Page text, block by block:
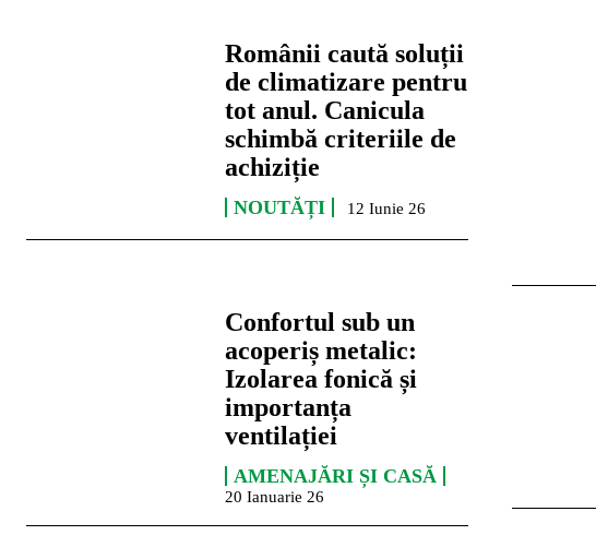
Românii caută soluții
de climatizare pentru
tot anul. Canicula
schimbă criteriile de
achiziție
NOUTĂȚI 12 Iunie 26
Confortul sub un
acoperiș metalic:
Izolarea fonică și
importanța
ventilației
AMENAJĂRI ȘI CASĂ
20 Ianuarie 26